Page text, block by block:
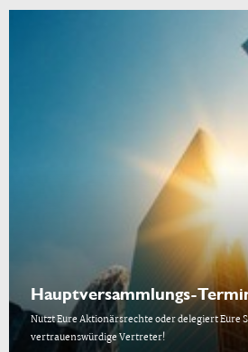
Hauptversammlungs-
Nutzt Eure Aktionärsrechte oder delegiert Eure
vertrauenswürdige Vertreter!